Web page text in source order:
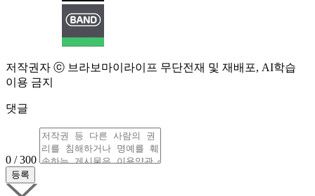
저작권자 ⓒ 브라보마이라이프 무단전재 및 재배포, AI학습
이용 금지
댓글
0 / 300